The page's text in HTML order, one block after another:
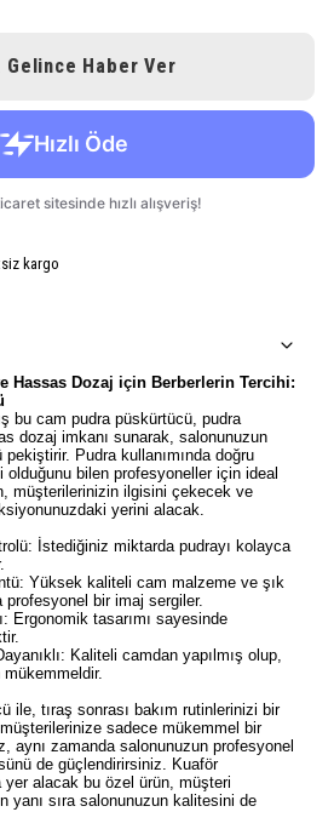
Gelince Haber Ver
kargo
Hassas Dozaj için Berberlerin Tercihi:
bu cam pudra püskürtücü, pudra
dozaj imkanı sunarak, salonunuzun
Pudra kullanımında doğru
olduğunu bilen profesyoneller için ideal
müşterilerinizin ilgisini çekecek ve
yerini alacak.
İstediğiniz miktarda pudrayı kolayca
Yüksek kaliteli cam malzeme ve şık
profesyonel bir imaj sergiler.
tasarımı sayesinde
Kaliteli camdan yapılmış olup,
ile, tıraş sonrası bakım rutinlerinizi bir
sadece mükemmel bir
aynı zamanda salonunuzun profesyonel
de güçlendirirsiniz. Kuaför
yer alacak bu özel ürün, müşteri
yanı sıra salonunuzun kalitesini de